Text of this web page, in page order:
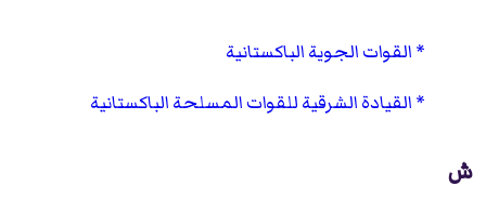
القوات الجوية الباكستانية
القيادة الشرقية للقوات المسلحة الباكستانية
ش